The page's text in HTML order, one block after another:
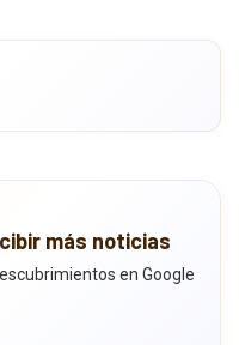
más noticias
en Google